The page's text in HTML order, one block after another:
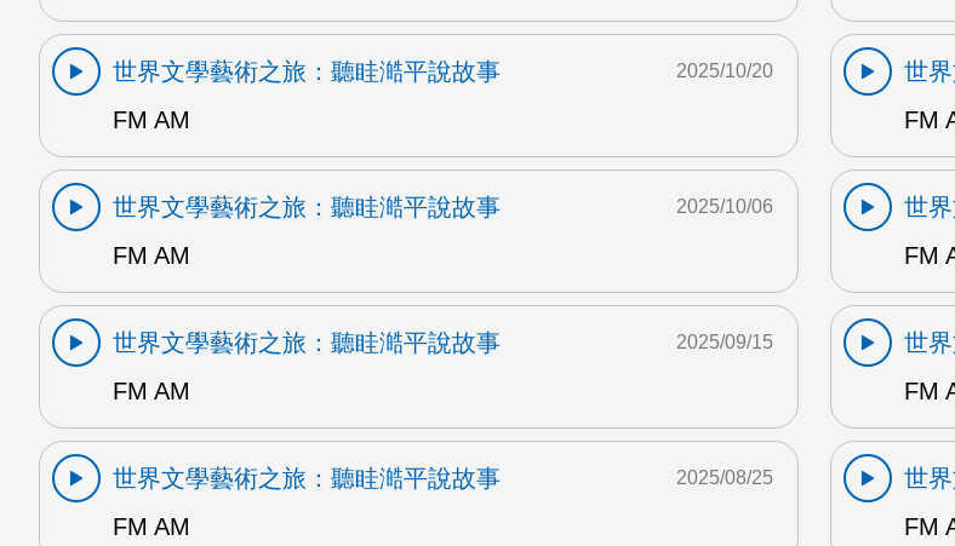
世界文學藝術之旅：聽眭澔平說故事
FM AM
2025/10/20
世
FM
世界文學藝術之旅：聽眭澔平說故事
FM AM
2025/10/06
世
FM
世界文學藝術之旅：聽眭澔平說故事
FM AM
2025/09/15
世
FM
世界文學藝術之旅：聽眭澔平說故事
FM AM
2025/08/25
世
FM